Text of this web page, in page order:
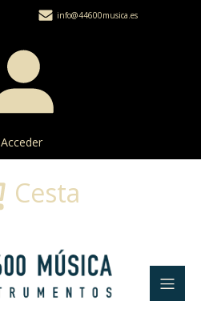
info@44600musica.es
Acceder
Cesta